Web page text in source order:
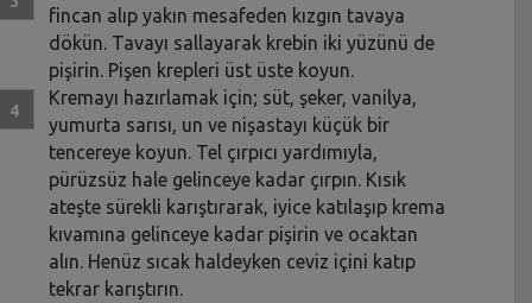
fincan alıp yakın mesafeden kızgın tavaya
dökün. Tavayı sallayarak krebin iki yüzünü de
pişirin. Pişen krepleri üst üste koyun.
Kremayı hazırlamak için; süt, şeker, vanilya,
yumurta sarısı, un ve nişastayı küçük bir
tencereye koyun. Tel çırpıcı yardımıyla,
pürüzsüz hale gelinceye kadar çırpın. Kısık
ateşte sürekli karıştırarak, iyice katılaşıp krema
kıvamına gelinceye kadar pişirin ve ocaktan
alın. Henüz sıcak haldeyken ceviz içini katıp
tekrar karıştırın.